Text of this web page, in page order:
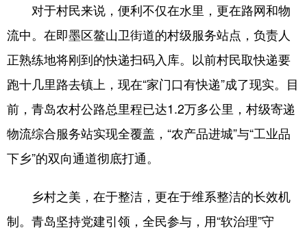
对于村民来说，便利不仅在水里，更在路网和物
流中。在即墨区鳌山卫街道的村级服务站点，负责人
正熟练地将刚到的快递扫码入库。以前村民取快递要
跑十几里路去镇上，现在“家门口有快递”成了现实。目
前，青岛农村公路总里程已达1.2万多公里，村级寄递
物流综合服务站实现全覆盖，“农产品进城”与“工业品
下乡”的双向通道彻底打通。
乡村之美，在于整洁，更在于维系整洁的长效机
制。青岛坚持党建引领，全民参与，用“软治理”守